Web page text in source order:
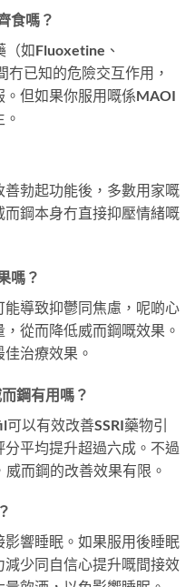
食嗎？
（如Fluoxetine、
已知的危險交互作用，
。但如果你服用嘅係MAOI
勃起功能後，多數用家嘅
鋼本身冇直接抑壓情緒嘅
嗎？
導致抑鬱同焦慮，呢啲心
從而降低威而鋼嘅效果。
治療效果。
鋼有用嗎？
以有效改善SSRI藥物引
平均提升超過六成。不過
而鋼的改善效果有限。
響睡眠。如果服用後睡眠
少同自信心提升嘅間接效